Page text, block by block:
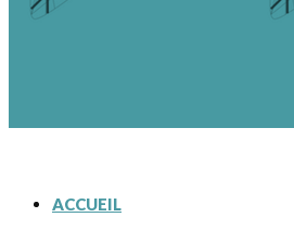
ACCUEIL